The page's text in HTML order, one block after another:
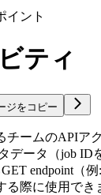
イント
ティ
ジをコピー
チームのAPIア
データ（job ID
endpoint（例
る際に使用で